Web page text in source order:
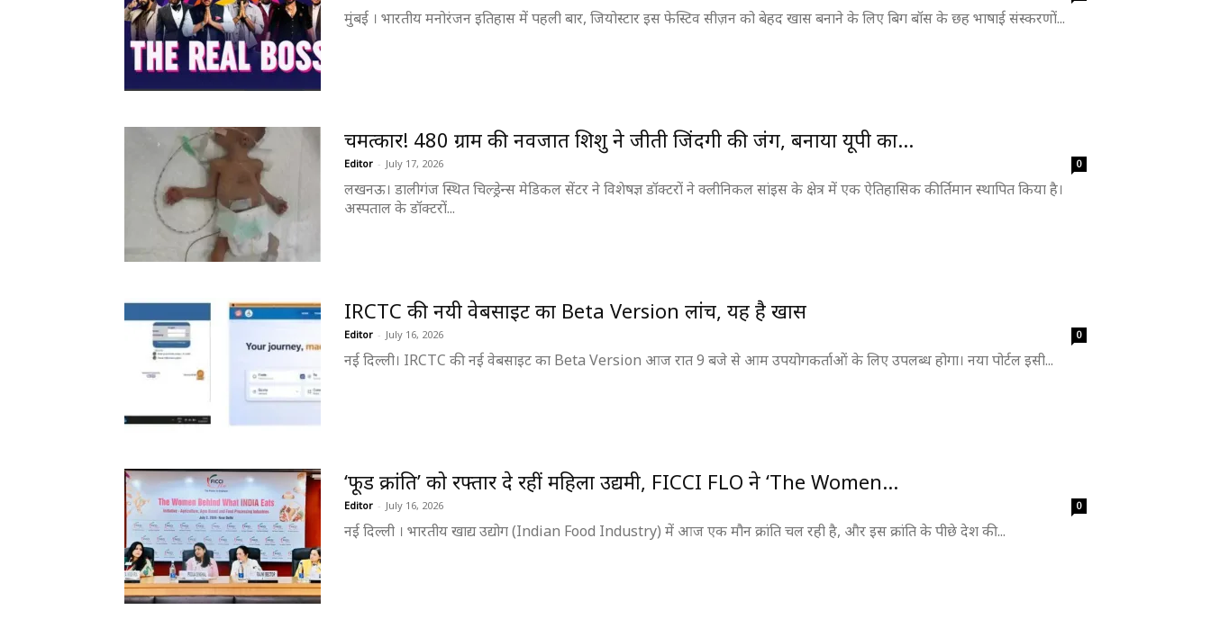
​मुंबई । भारतीय मनोरंजन इतिहास में पहली बार, जियोस्टार इस फेस्टिव सीज़न को बेहद खास बनाने के लिए बिग बॉस के छह भाषाई संस्करणों...
चमत्कार! 480 ग्राम की नवजात शिशु ने जीती जिंदगी की जंग, बनाया यूपी का...
Editor - July 17, 2026 0
​ लखनऊ। डालीगंज स्थित चिल्ड्रेन्स मेडिकल सेंटर ने विशेषज्ञ डॉक्टरों ने क्लीनिकल सांइस के क्षेत्र में एक ऐतिहासिक कीर्तिमान स्थापित किया है।
अस्पताल के डॉक्टरों...
IRCTC की नयी वेबसाइट का Beta Version लांच, यह है खास
Editor - July 16, 2026 0
नई दिल्ली। IRCTC की नई वेबसाइट का Beta Version आज रात 9 बजे से आम उपयोगकर्ताओं के लिए उपलब्ध होगा। नया पोर्टल इसी...
‘फूड क्रांति’ को रफ्तार दे रहीं महिला उद्यमी, FICCI FLO ने ‘The Women...
Editor - July 16, 2026 0
​नई दिल्ली । भारतीय खाद्य उद्योग (Indian Food Industry) में आज एक मौन क्रांति चल रही है, और इस क्रांति के पीछे देश की...